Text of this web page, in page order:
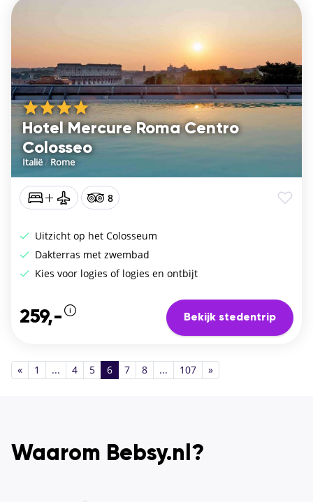
Hotel Mercure Roma Centro
Colosseo
Italië/ Rome
8
Uitzicht op het Colosseum
Dakterras met zwembad
Kies voor logies of logies en ontbijt
259,- Bekijk stedentrip
« 1 ... 4 5 6 7 8 ... 107 »
Waarom Bebsy.nl?